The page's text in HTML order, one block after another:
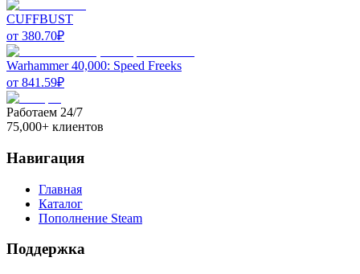
CUFFBUST
от 380.70₽
Warhammer 40,000: Speed Freeks
от 841.59₽
Работаем 24/7
75,000+ клиентов
Навигация
Главная
Каталог
Пополнение Steam
Поддержка